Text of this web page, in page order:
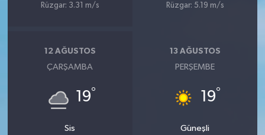
Rüzgar: 3.31 m/s
Rüzgar: 5.19 m/s
12 AĞUSTOS
ÇARŞAMBA
19°
Sis
13 AĞUSTOS
PERŞEMBE
19°
Güneşli